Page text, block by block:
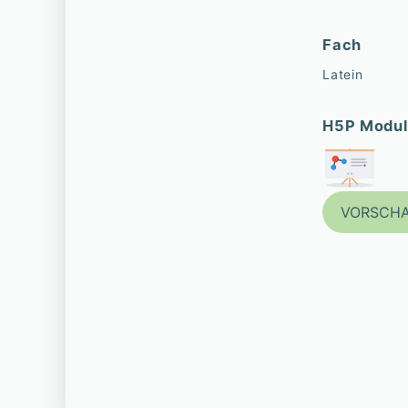
Fach
Latein
H5P Modul